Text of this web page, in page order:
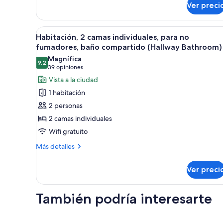
en
la
habitación
1
cama
matrimonial,
para
fumadores,
baño
en
la
habitación
Ver
Abrir
todas
las
fotos
de
Habitación,
2
camas
individuales,
para
no
compartido
(Hallway
Bathroom)
Habitación de hotel con dos
3
Habitación, 2 camas individuales, para no
fumadores, baño compartido (Hallway Bathroom)
9.29.2 de 10
Magnífica
39 opiniones
(39
opiniones)
Vista a la ciudad
1 habitación
2 personas
2 camas individuales
Wifi gratuito
Más detalles
Más
2
individuales,
Ver
También podría interesarte